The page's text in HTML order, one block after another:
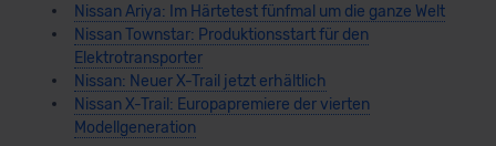
Nissan Ariya: Im Härtetest fünfmal um die ganze Welt
Nissan Townstar: Produktionsstart für den
Elektrotransporter
Nissan: Neuer X-Trail jetzt erhältlich
Nissan X-Trail: Europapremiere der vierten
Modellgeneration